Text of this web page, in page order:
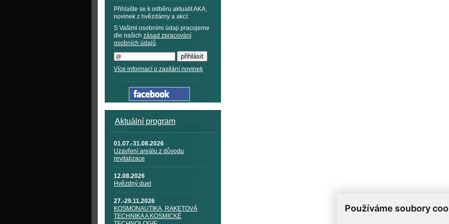
Používáme soubory
Přihlašte se k odběru aktualit AKA,
novinek z hvězdárny a akcí:
S Vašimi osobními údaji pracujeme
dle našich zásad zpracování
osobních údajů.
Více informací o zasílání novinek
Aktuální program
01.07.-31.08.2026
Uzavření areálu z důvodu
revitalizace
12.08.2026
Hvězdný duel
27.-29.11.2026
KOSMONAUTIKA, RAKETOVÁ
TECHNIKA A KOSMICKÉ